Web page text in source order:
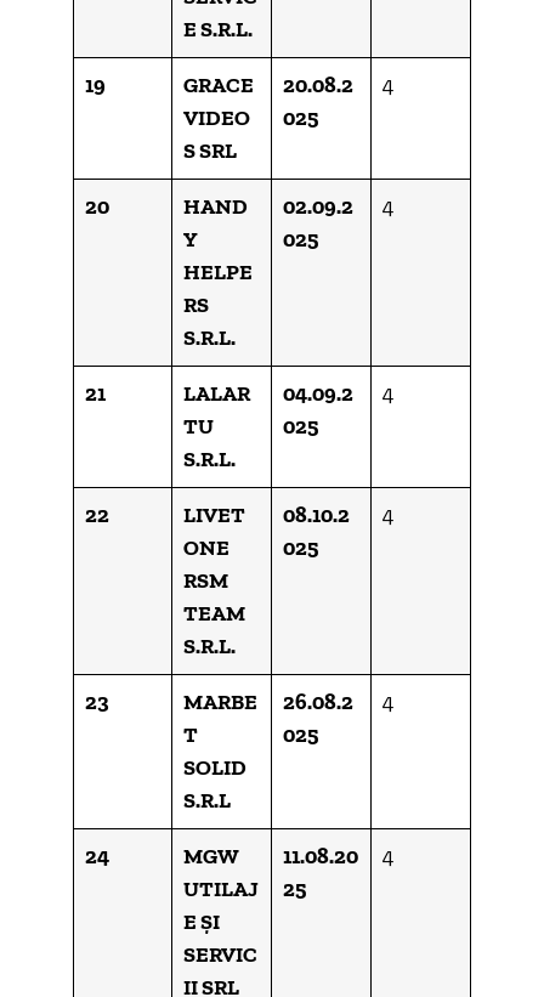
E S.R.L.
19
GRACE
VIDEO
S SRL
20.08.2
025
4
20
HAND
Y
HELPE
RS
S.R.L.
02.09.2
025
4
21
LALAR
TU
S.R.L.
04.09.2
025
4
22
LIVET
ONE
RSM
TEAM
S.R.L.
08.10.2
025
4
23
MARBE
T
SOLID
S.R.L
26.08.2
025
4
24
MGW
UTILAJ
E ȘI
SERVIC
II SRL
11.08.20
25
4